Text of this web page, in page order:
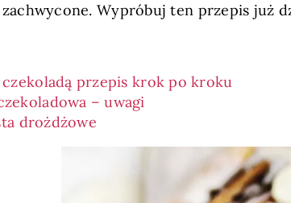
Wypróbuj ten przepis już
przepis krok po kroku
– uwagi
drożdżowe